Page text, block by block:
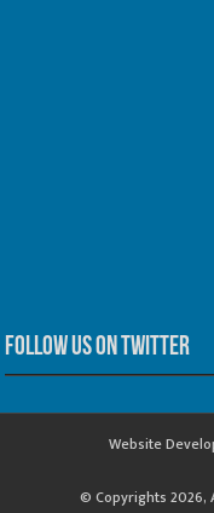
Follow us on Twitter
Website
© Copyrights 2026,